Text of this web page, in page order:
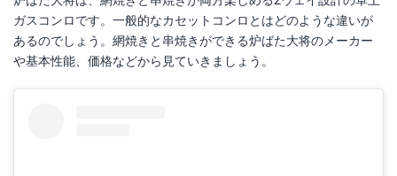
ガスコンロです。一般的なカセットコンロとはどのような違いが
あるのでしょう。網焼きと串焼きができる炉ばた大将のメーカー
や基本性能、価格などから見ていきましょう。